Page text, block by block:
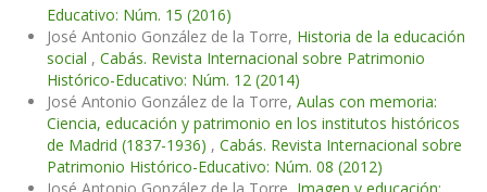
Educativo: Núm. 15 (2016)
José Antonio González de la Torre, Historia de la educación
social , Cabás. Revista Internacional sobre Patrimonio
Histórico-Educativo: Núm. 12 (2014)
José Antonio González de la Torre, Aulas con memoria:
Ciencia, educación y patrimonio en los institutos históricos
de Madrid (1837-1936) , Cabás. Revista Internacional sobre
Patrimonio Histórico-Educativo: Núm. 08 (2012)